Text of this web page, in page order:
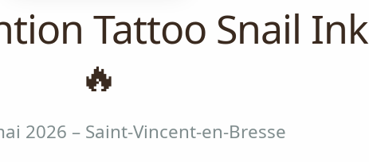
Tattoo Snail Ink
🔥
2026 – Saint-Vincent-en-Bresse